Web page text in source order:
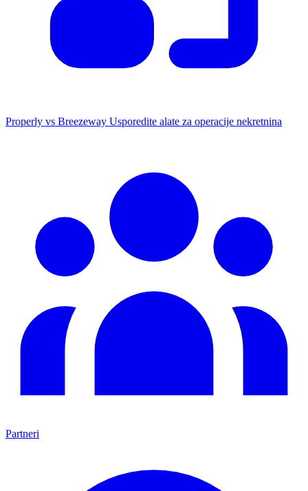
Properly vs Breezeway Usporedite alate za operacije nekretnina
Partneri